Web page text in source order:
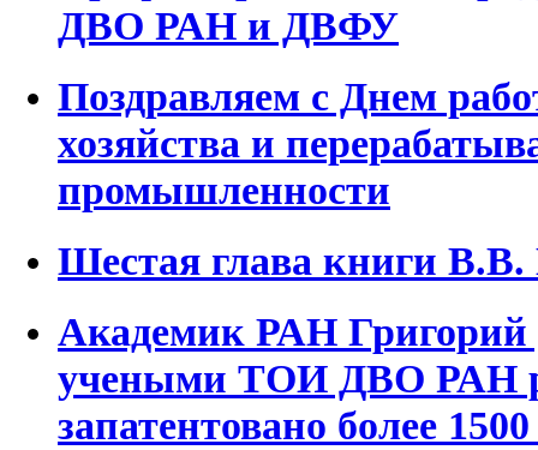
ДВО РАН и ДВФУ
Поздравляем с Днем
хозяйства и
промышленности
Шестая глава книги В.В.
Академик РАН Григорий
учеными ТОИ ДВО РАН
запатентовано более